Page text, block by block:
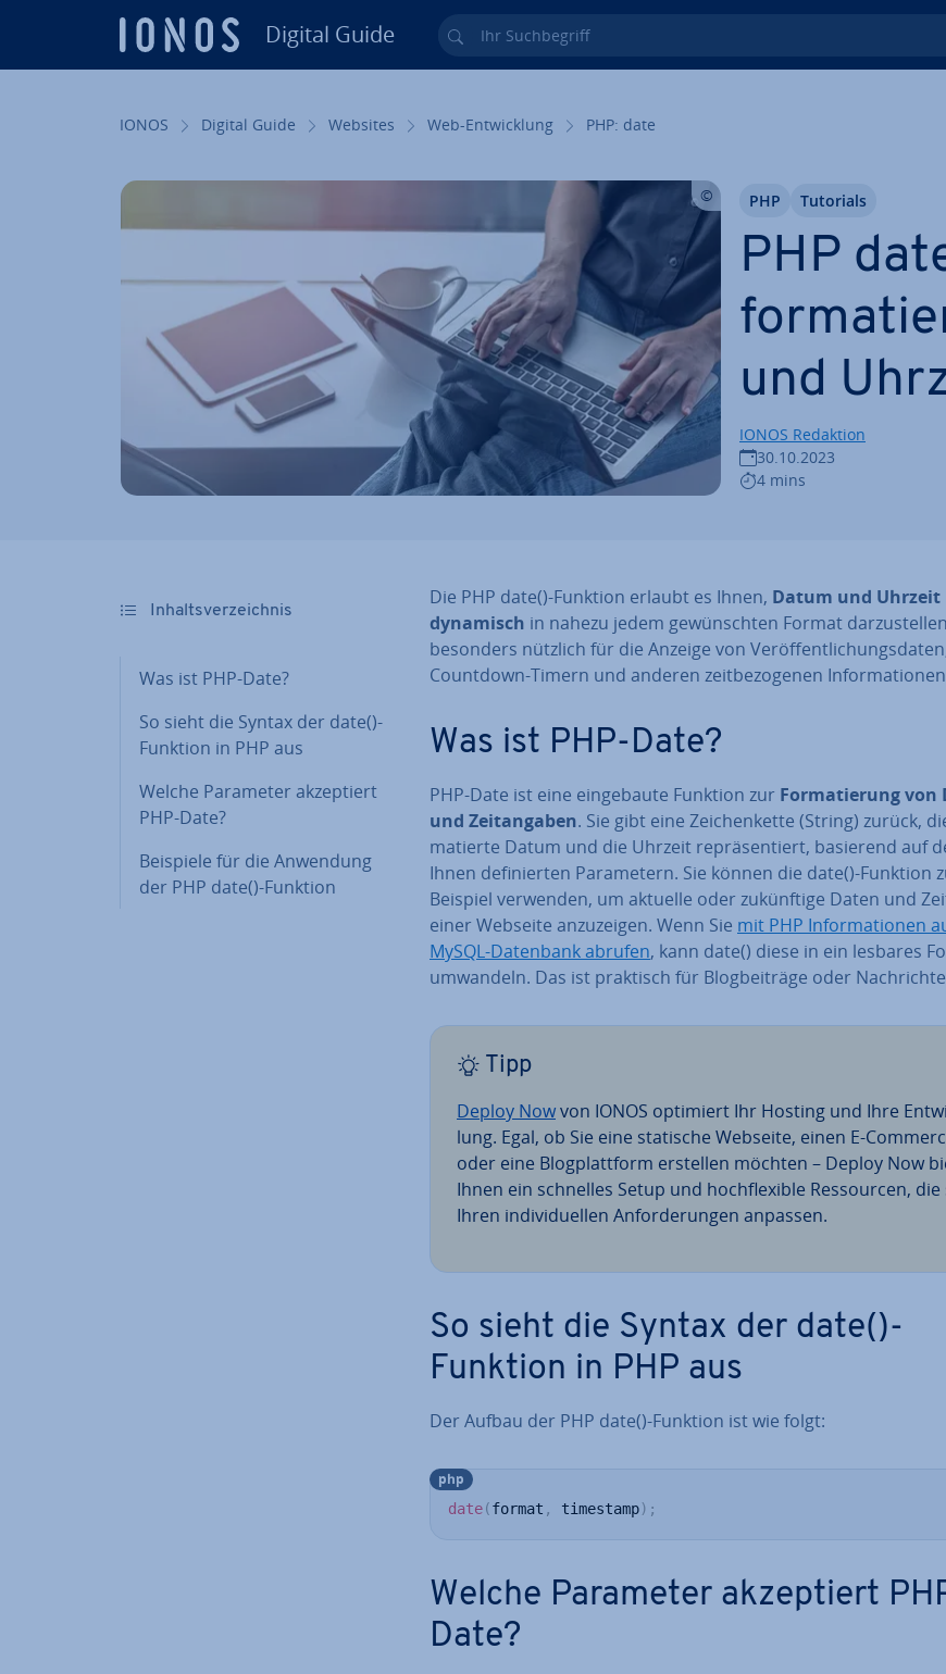
Digital Guide Ihr Such­be­griff
IONOS Digital Guide Websites Web-Ent­wick­lung PHP: date
PHP
und
IONOS Redaktion
30.10.2023
4 mins
PHP Tutorials
In­halts­ver­zeich­nis
Was ist PHP-Date?
So sieht die Syntax der date()-
Funktion in PHP aus
Welche Parameter ak­zep­tiert
PHP-Date?
Beispiele für die Anwendung
der PHP date()-Funktion
Die PHP date()-Funktion erlaubt es Ihnen, Datum und Uhrzeit
dynamisch in nahezu jedem ge­wünsch­ten Format
besonders nützlich für die Anzeige von
Countdown-Timern und anderen zeit­be­zo­ge­nen
Was ist PHP-Date?
PHP-Date ist eine ein­ge­bau­te Funktion zur For­ma­tie­rung von
und Zeit­an­ga­ben. Sie gibt eine Zei­chen­ket­te (String) zurück,
ma­tier­te Datum und die Uhrzeit re­prä­sen­tiert, basierend auf
Ihnen de­fi­nier­ten Pa­ra­me­tern. Sie können die date()-Funktion
Beispiel verwenden, um aktuelle oder zu­künf­ti­ge Daten und
einer Webseite an­zu­zei­gen. Wenn Sie mit PHP In­for­ma­tio­nen
MySQL-Datenbank abrufen, kann date() diese in ein lesbares
umwandeln. Das ist praktisch für Blog­bei­trä­ge oder
Tipp
Deploy Nowvon IONOS optimiert Ihr Hosting und Ihre
lung. Egal, ob Sie eine statische Webseite, einen E-
oder eine Blog­platt­form erstellen möchten – Deploy Now
Ihnen ein schnelles Setup und hoch­fle­xi­ble Res­sour­cen, die
Ihren in­di­vi­du­el­len An­for­de­run­gen anpassen.
So sieht die Syntax der date()-
Funktion in PHP aus
Der Aufbau der PHP date()-Funktion ist wie folgt:
date(format , timestamp) ;
php
Welche Parameter ak­zep­tiert
Date?